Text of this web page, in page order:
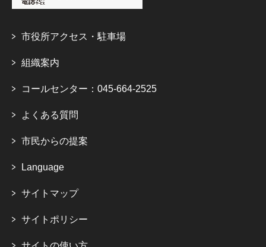
市役所アクセス・駐車場
組織案内
コールセンター：045-664-2525
よくある質問
市民からの提案
Language
サイトマップ
サイトポリシー